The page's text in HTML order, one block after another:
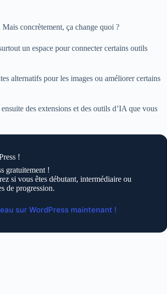
concrètement, ça change quoi ?
un espace pour connecter certains outils
alternatifs pour les images ou améliorer certains
des extensions et des outils d’IA que vous
!
gratuitement !
si vous êtes débutant, intermédiaire ou
de progression.
sur WordPress maintenant !